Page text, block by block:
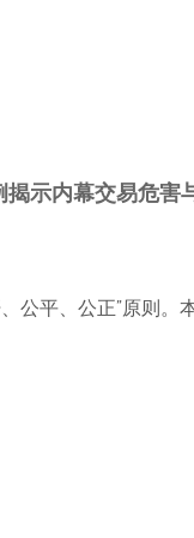
示内幕交易危害
公平、公正”原则。